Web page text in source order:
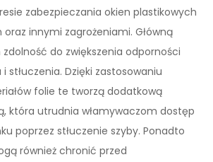
zabezpieczania okien plastikowych
innymi zagrożeniami. Główną
do zwiększenia odporności
stłuczenia. Dzięki zastosowaniu
folie te tworzą dodatkową
która utrudnia włamywaczom dostęp
poprzez stłuczenie szyby. Ponadto
również chronić przed